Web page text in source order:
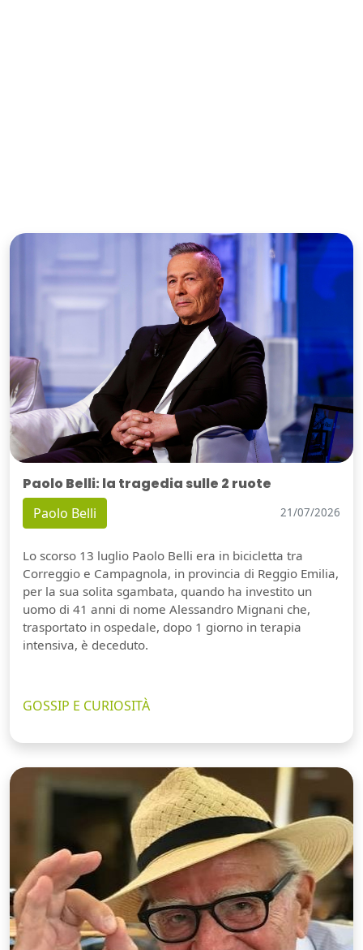
Paolo Belli: la tragedia sulle 2 ruote
Paolo Belli 21/07/2026
Lo scorso 13 luglio Paolo Belli era in bicicletta tra
Correggio e Campagnola, in provincia di Reggio Emilia,
per la sua solita sgambata, quando ha investito un
uomo di 41 anni di nome Alessandro Mignani che,
trasportato in ospedale, dopo 1 giorno in terapia
intensiva, è deceduto.
GOSSIP E CURIOSITÀ